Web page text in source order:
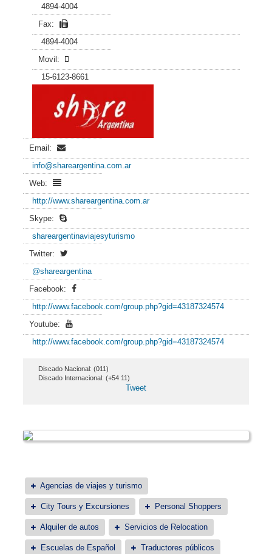
4894-4004
Fax:
4894-4004
Movil:
15-6123-8661
Email:
info@shareargentina.com.ar
Web:
http://www.shareargentina.com.ar
Skype:
shareargentinaviajesyturismo
Twitter:
@shareargentina
Facebook:
http://www.facebook.com/group.php?gid=43187324574
Youtube:
http://www.facebook.com/group.php?gid=43187324574
Discado Nacional: (011)
Discado Internacional: (+54 11)
Tweet
Agencias de viajes y turismo
City Tours y Excursiones Personal Shoppers
Alquiler de autos Servicios de Relocation
Escuelas de Español Traductores públicos